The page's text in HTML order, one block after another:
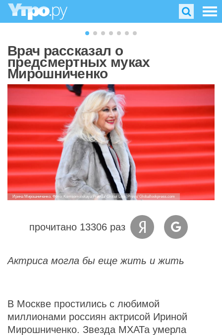
Врач рассказал о
предсмертных муках
Мирошниченко
Ирина Мирошниченко. Фото: Komsomolskaya Pravda/ Global Look Press/ Globallookpress.com
прочитано 13306 раз
Актриса могла бы еще жить и жить
В Москве простились с любимой
миллионами россиян актрисой Ириной
Мирошниченко. Звезда МХАТа умерла